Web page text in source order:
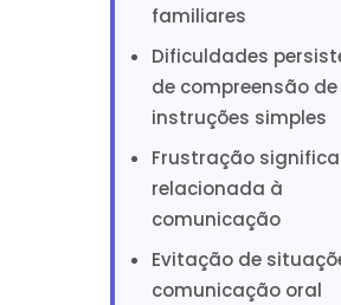
familiares
Dificuldades
de compreensão de
instruções simples
Frustração
relacionada à
comunicação
Evitação de
comunicação oral